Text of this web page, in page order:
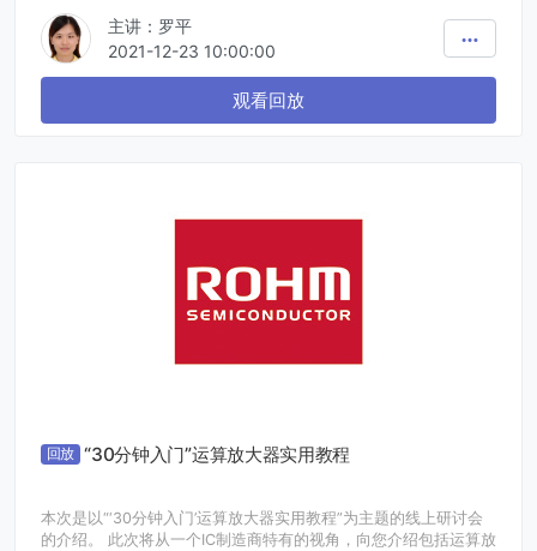
领域的具体应用场景，在能源设备中的具体功能以及使用方法。
主讲：罗平
2021-12-23 10:00:00
观看回放
回放 “30分钟入门”运算放大器实用教程
本次是以“‘30分钟入门’运算放大器实用教程”为主题的线上研讨会
的介绍。 此次将从一个IC制造商特有的视角，向您介绍包括运算放